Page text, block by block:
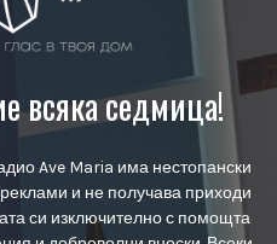
всяка седмица!
Ave Maria има нестопански
и не получава приходи
си изключително с помощта